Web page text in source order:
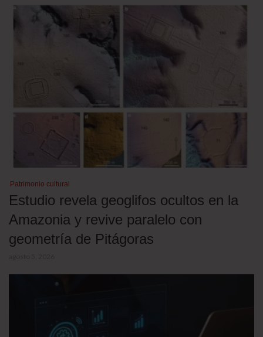
Patrimonio cultural
Estudio revela geoglifos ocultos en la
Amazonia y revive paralelo con
geometría de Pitágoras